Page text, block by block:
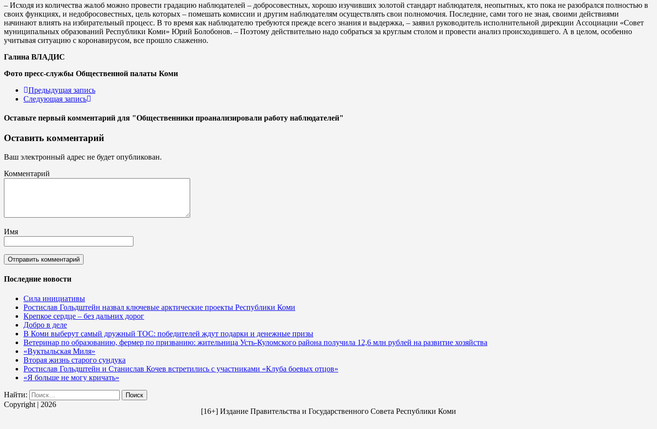
– Исходя из количества жалоб можно провести градацию наблюдателей – добросовестных, хорошо изучивших золотой стандарт наблюдателя, неопытных, кто пока не разобрался полностью в
своих функциях, и недобросовестных, цель которых – помешать комиссии и другим наблюдателям осуществлять свои полномочия. Последние, сами того не зная, своими действиями
начинают влиять на избирательный процесс. В то время как наблюдателю требуются прежде всего знания и выдержка, – заявил руководитель исполнительной дирекции Ассоциации «Совет
муниципальных образований Республики Коми» Юрий Болобонов. – Поэтому действительно надо собраться за круглым столом и провести анализ происходившего. А в целом, особенно
учитывая ситуацию с коронавирусом, все прошло слаженно.
Галина ВЛАДИС
Фото пресс-службы Общественной палаты Коми
Предыдущая запись
Следующая запись
Оставьте первый комментарий для "Общественники проанализировали работу наблюдателей"
Оставить комментарий
Ваш электронный адрес не будет опубликован.
Комментарий
Имя
Последние новости
Сила инициативы
Ростислав Гольдштейн назвал ключевые арктические проекты Республики Коми
Крепкое сердце – без дальних дорог
Добро в деле
В Коми выберут самый дружный ТОС: победителей ждут подарки и денежные призы
Ветеринар по образованию, фермер по призванию: жительница Усть-Куломского района получила 12,6 млн рублей на развитие хозяйства
«Вуктыльская Миля»
Вторая жизнь старого сундука
Ростислав Гольдштейн и Станислав Кочев встретились с участниками «Клуба боевых отцов»
«Я больше не могу кричать»
Найти:
Copyright | 2026
[16+] Издание Правительства и Государственного Совета Республики Коми